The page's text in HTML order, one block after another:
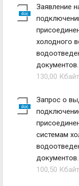
Заявление
холодного
документов.
130,00 Кбайт
Запрос о
системам
документов.
100,50 Кбайт